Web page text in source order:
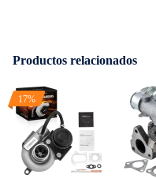
Productos relacionados
17%